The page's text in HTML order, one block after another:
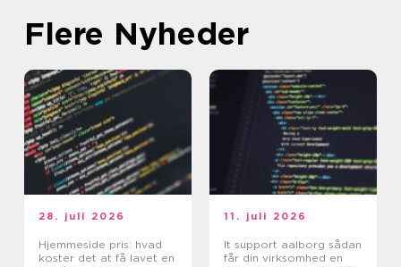
Flere Nyheder
28. juli 2026
Hjemmeside pris: hvad
koster det at få lavet en
11. juli 2026
It support aalborg sådan
får din virksomhed en